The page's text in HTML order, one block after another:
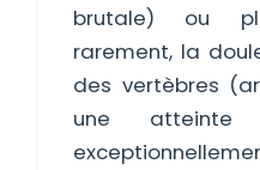
brutale) ou
rarement, la
des vertèbres
une